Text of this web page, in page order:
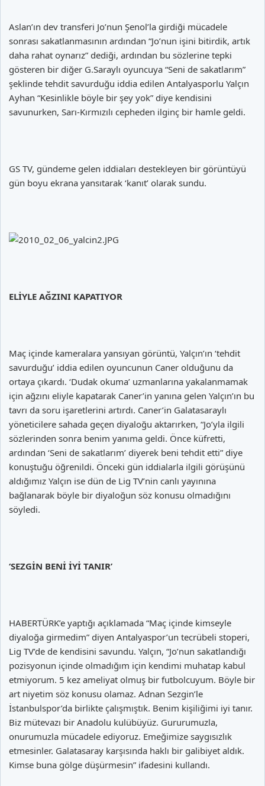
Aslan’ın dev transferi Jo’nun Şenol’la girdiği mücadele
sonrası sakatlanmasının ardından “Jo’nun işini bitirdik, artık
daha rahat oynarız” dediği, ardından bu sözlerine tepki
gösteren bir diğer G.Saraylı oyuncuya “Seni de sakatlarım”
şeklinde tehdit savurduğu iddia edilen Antalyasporlu Yalçın
Ayhan “Kesinlikle böyle bir şey yok” diye kendisini
savunurken, Sarı-Kırmızılı cepheden ilginç bir hamle geldi.
GS TV, gündeme gelen iddiaları destekleyen bir görüntüyü
gün boyu ekrana yansıtarak ‘kanıt’ olarak sundu.
ELİYLE AĞZINI KAPATIYOR
Maç içinde kameralara yansıyan görüntü, Yalçın’ın ‘tehdit
savurduğu’ iddia edilen oyuncunun Caner olduğunu da
ortaya çıkardı. ‘Dudak okuma’ uzmanlarına yakalanmamak
için ağzını eliyle kapatarak Caner’in yanına gelen Yalçın’ın bu
tavrı da soru işaretlerini artırdı. Caner’in Galatasaraylı
yöneticilere sahada geçen diyaloğu aktarırken, “Jo’yla ilgili
sözlerinden sonra benim yanıma geldi. Önce küfretti,
ardından ‘Seni de sakatlarım’ diyerek beni tehdit etti” diye
konuştuğu öğrenildi. Önceki gün iddialarla ilgili görüşünü
aldığımız Yalçın ise dün de Lig TV’nin canlı yayınına
bağlanarak böyle bir diyaloğun söz konusu olmadığını
söyledi.
‘SEZGİN BENİ İYİ TANIR’
HABERTÜRK’e yaptığı açıklamada “Maç içinde kimseyle
diyaloğa girmedim” diyen Antalyaspor’un tecrübeli stoperi,
Lig TV’de de kendisini savundu. Yalçın, “Jo’nun sakatlandığı
pozisyonun içinde olmadığım için kendimi muhatap kabul
etmiyorum. 5 kez ameliyat olmuş bir futbolcuyum. Böyle bir
art niyetim söz konusu olamaz. Adnan Sezgin’le
İstanbulspor’da birlikte çalışmıştık. Benim kişiliğimi iyi tanır.
Biz mütevazı bir Anadolu kulübüyüz. Gururumuzla,
onurumuzla mücadele ediyoruz. Emeğimize saygısızlık
etmesinler. Galatasaray karşısında haklı bir galibiyet aldık.
Kimse buna gölge düşürmesin” ifadesini kullandı.